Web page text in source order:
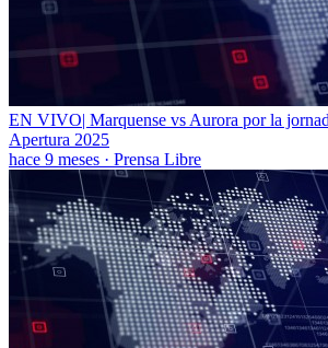
EN VIVO| Marquense vs Aurora por la
Apertura 2025
hace 9 meses · Prensa Libre